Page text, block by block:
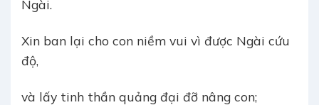
Ngài.
Xin ban lại cho con niềm vui vì được Ngài cứu
độ,
và lấy tinh thần quảng đại đỡ nâng con;